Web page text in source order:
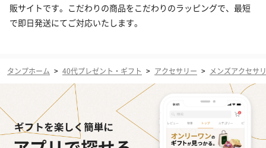
販サイトです。こだわりの商品をこだわりのラッピングで、最短
で即日発送にてご対応いたします。
タンプホーム > 40代プレゼント・ギフト > アクセサリー > メンズアクセサ